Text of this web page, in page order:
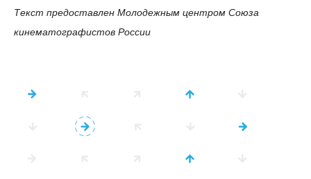
Текст предоставлен Молодежным центром Союза
кинематографистов России